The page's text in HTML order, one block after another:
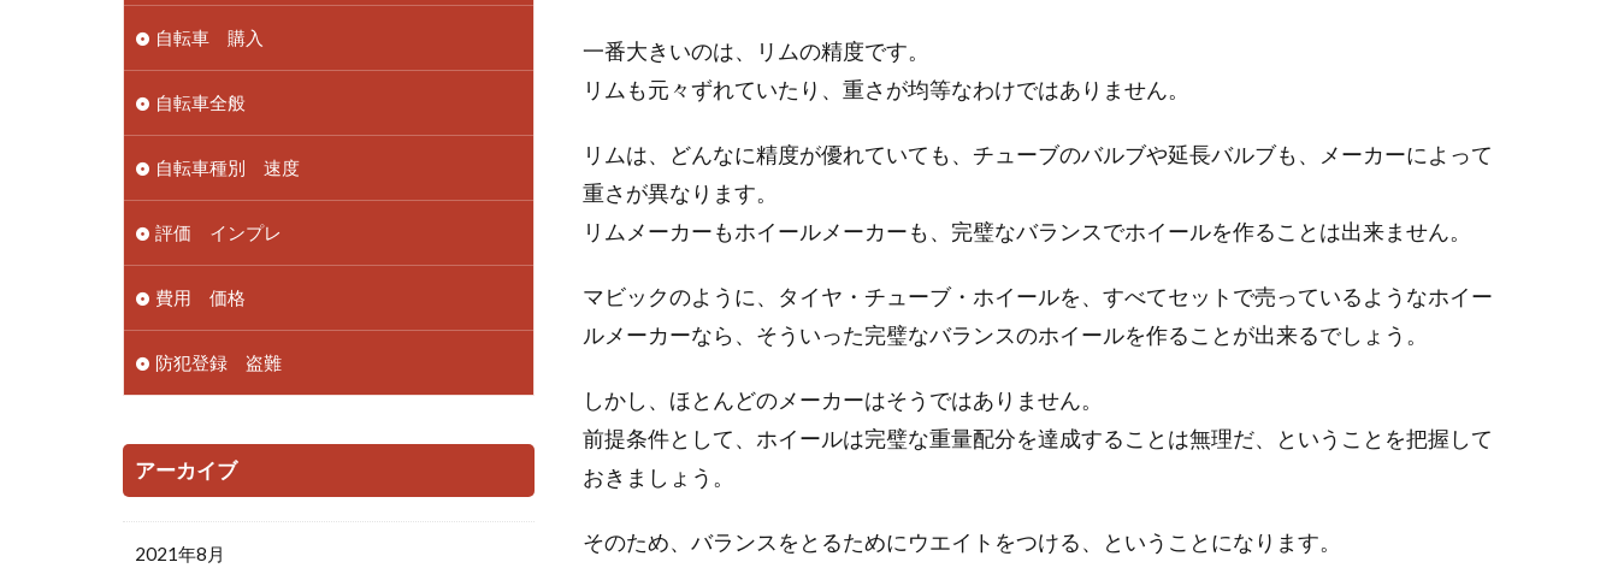
一番大きいのは、リムの精度です。
リムも元々ずれていたり、重さが均等なわけではありません。
リムは、どんなに精度が優れていても、チューブのバルブや延長バルブも、メーカーによって
重さが異なります。
リムメーカーもホイールメーカーも、完璧なバランスでホイールを作ることは出来ません。
マビックのように、タイヤ・チューブ・ホイールを、すべてセットで売っているようなホイー
ルメーカーなら、そういった完璧なバランスのホイールを作ることが出来るでしょう。
しかし、ほとんどのメーカーはそうではありません。
前提条件として、ホイールは完璧な重量配分を達成することは無理だ、ということを把握して
おきましょう。
そのため、バランスをとるためにウエイトをつける、ということになります。
自転車 購入
自転車全般
自転車種別 速度
評価 インプレ
費用 価格
防犯登録 盗難
アーカイブ
2021年8月